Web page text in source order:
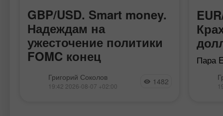
GBP/USD. Smart money.
Надеждам на
ужесточение политики
FOMC конец
Пара GBP/USD на этой неделе
двигалась весьма спокойно, явно
Григорий Соколов
19:42 2026-08-07 +02:00 1482
Пара
с 17